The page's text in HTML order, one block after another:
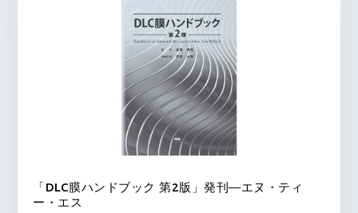
「DLC膜ハンドブック 第2版」発刊―エヌ・ティ
ー・エス